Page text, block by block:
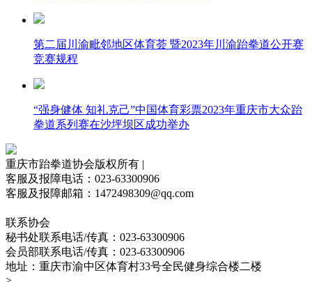
第二届川渝毗邻地区体育荟 暨2023年川渝跆拳道公开赛
竞赛规程
“强身健体 知礼克己”中国体育彩票2023年重庆市大众跆
拳道系列赛在沙坪坝区成功举办
重庆市跆拳道协会版权所有 |
客服及报障电话：023-63300906
客服及报障邮箱：1472498309@qq.com
联系协会
秘书处联系电话/传真：023-63300906
会员部联系电话/传真：023-63300906
地址：重庆市渝中区体育村33号全民健身综合楼二楼